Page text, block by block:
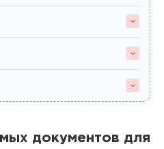
документов для